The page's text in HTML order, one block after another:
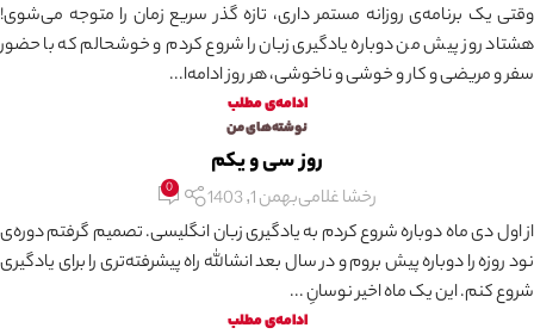
وقتی یک برنامه‌ی روزانه مستمر داری، تازه گذر سریع زمان را متوجه می‌شوی!
هشتاد روز پیش من دوباره یادگیری زبان را شروع کردم و خوشحالم که با حضور
سفر و مریضی و کار و خوشی و ناخوشی، هر روز ادامه‌ا...
ادامه‌ی مطلب
نوشته‌های من
روز سی و یکم
رخشا غلامیبهمن 1, 1403 0
از اول دی ماه دوباره شروع کردم به یادگیری زبان انگلیسی. تصمیم گرفتم دوره‌ی
نود روزه را دوباره پیش بروم و در سال بعد انشالله راه پیشرفته‌تری را برای یادگیری
شروع کنم. این یک ماه اخیر نوسانِ ...
ادامه‌ی مطلب